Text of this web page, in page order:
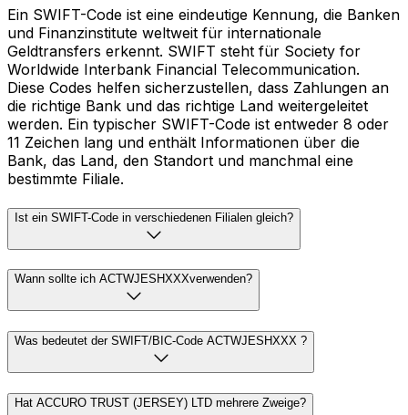
Ein SWIFT-Code ist eine eindeutige Kennung, die Banken
und Finanzinstitute weltweit für internationale
Geldtransfers erkennt. SWIFT steht für Society for
Worldwide Interbank Financial Telecommunication.
Diese Codes helfen sicherzustellen, dass Zahlungen an
die richtige Bank und das richtige Land weitergeleitet
werden. Ein typischer SWIFT-Code ist entweder 8 oder
11 Zeichen lang und enthält Informationen über die
Bank, das Land, den Standort und manchmal eine
bestimmte Filiale.
Ist ein SWIFT-Code in verschiedenen Filialen gleich?
Wann sollte ich ACTWJESHXXXverwenden?
Was bedeutet der SWIFT/BIC-Code ACTWJESHXXX ?
Hat ACCURO TRUST (JERSEY) LTD mehrere Zweige?